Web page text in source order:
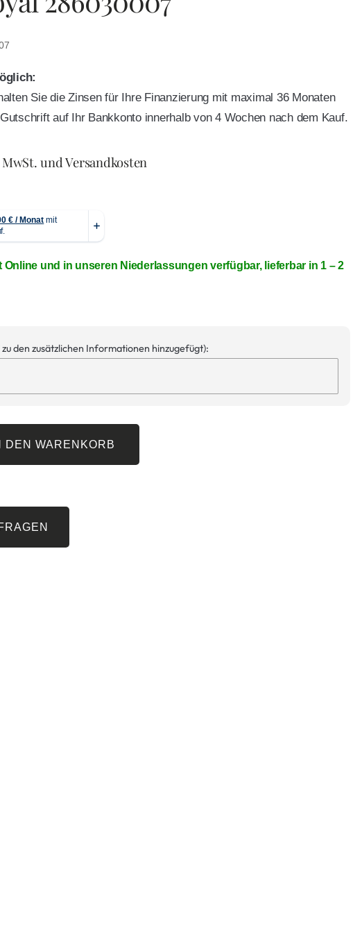
Sie die Zinsen für Ihre Finanzierung mit maximal 36 Monaten
auf Ihr Bankkonto innerhalb von 4 Wochen nach dem Kauf.
und Versandkosten
und in unseren Niederlassungen verfügbar, lieferbar in 1 – 2
den zusätzlichen Informationen hinzugefügt):
DEN WARENKORB